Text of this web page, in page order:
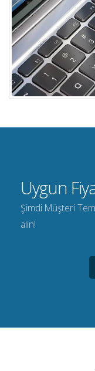
Uygun
Şimdi Müşteri
alın!